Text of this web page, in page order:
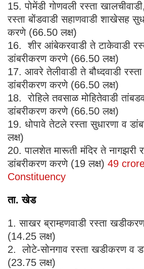
15. पोमेंडी गोणवली रस्ता
रस्ता बोंडवाडी सहाणवाडी शाखेसह
करणे (66.50 लक्ष)
16. शीर आंबेकरवाडी ते टाकेवाडी
डांबरीकरण करणे (66.50 लक्ष)
17. आवरे तेलीवाडी ते बौध्दवाडी
डांबरीकरण करणे (66.50 लक्ष)
18. रोहिले तवसाळ मोहितेवाडी
डांबरीकरण करणे (66.50 लक्ष)
19. धोपावे तेटले रस्ता सुधारणा व
लक्ष)
20. पालशेत मारूती मंदिर ते नागझरी
डांबरीकरण करणे (19 लक्ष) 49
Constituency
ता. खेड
1. साखर ब्राम्हणवाडी रस्ता
(14.25 लक्ष)
2. लोटे-सोनगाव रस्ता खडीकरण व
(23.75 लक्ष)